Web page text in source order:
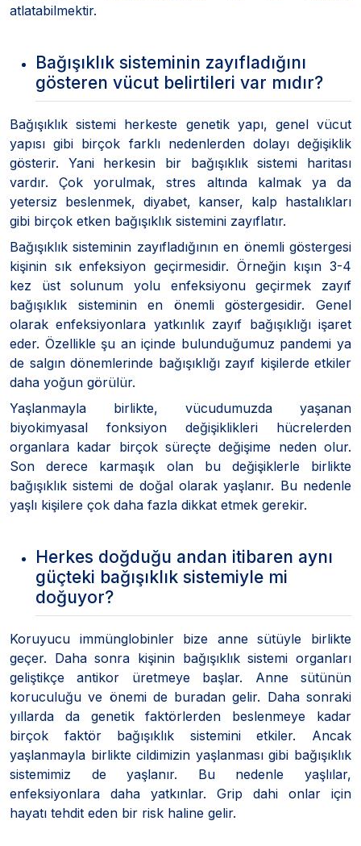
atlatabilmektir.
Bağışıklık sisteminin zayıfladığını
gösteren vücut belirtileri var mıdır?
Bağışıklık sistemi herkeste genetik yapı, genel vücut
yapısı gibi birçok farklı nedenlerden dolayı değişiklik
gösterir. Yani herkesin bir bağışıklık sistemi haritası
vardır. Çok yorulmak, stres altında kalmak ya da
yetersiz beslenmek, diyabet, kanser, kalp hastalıkları
gibi birçok etken bağışıklık sistemini zayıflatır.
Bağışıklık sisteminin zayıfladığının en önemli göstergesi
kişinin sık enfeksiyon geçirmesidir. Örneğin kışın 3-4
kez üst solunum yolu enfeksiyonu geçirmek zayıf
bağışıklık sisteminin en önemli göstergesidir. Genel
olarak enfeksiyonlara yatkınlık zayıf bağışıklığı işaret
eder. Özellikle şu an içinde bulunduğumuz pandemi ya
de salgın dönemlerinde bağışıklığı zayıf kişilerde etkiler
daha yoğun görülür.
Yaşlanmayla birlikte, vücudumuzda yaşanan
biyokimyasal fonksiyon değişiklikleri hücrelerden
organlara kadar birçok süreçte değişime neden olur.
Son derece karmaşık olan bu değişiklerle birlikte
bağışıklık sistemi de doğal olarak yaşlanır. Bu nedenle
yaşlı kişilere çok daha fazla dikkat etmek gerekir.
Herkes doğduğu andan itibaren aynı
güçteki bağışıklık sistemiyle mi
doğuyor?
Koruyucu immünglobinler bize anne sütüyle birlikte
geçer. Daha sonra kişinin bağışıklık sistemi organları
geliştikçe antikor üretmeye başlar. Anne sütünün
koruculuğu ve önemi de buradan gelir. Daha sonraki
yıllarda da genetik faktörlerden beslenmeye kadar
birçok faktör bağışıklık sistemini etkiler. Ancak
yaşlanmayla birlikte cildimizin yaşlanması gibi bağışıklık
sistemimiz de yaşlanır. Bu nedenle yaşlılar,
enfeksiyonlara daha yatkınlar. Grip dahi onlar için
hayatı tehdit eden bir risk haline gelir.